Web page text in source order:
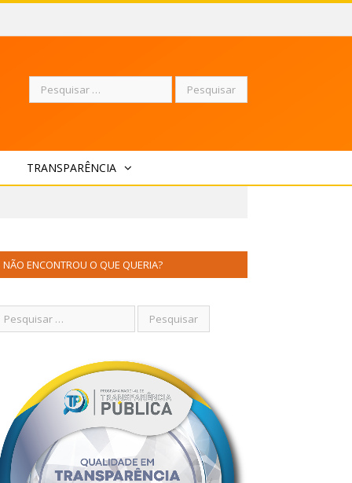
Pesquisar
TRANSPARÊNCIA
NÃO ENCONTROU O QUE QUERIA?